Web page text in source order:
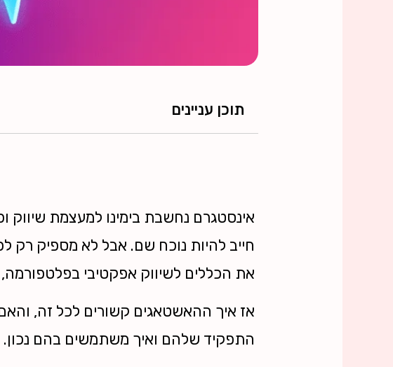
תוכן עניינים
אינסטגרם נחשבת בימינו למעצמת שיווק
חייב להיות נוכח שם. אבל לא מספיק רק
את הכללים לשיווק אפקטיבי
אז איך ההאשטאגים קשורים לכל זה,
התפקיד שלהם ואיך משתמשים בהם נכון.